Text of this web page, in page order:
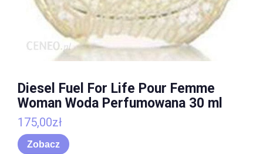
Diesel Fuel For Life Pour Femme
Woman Woda Perfumowana 30 ml
175,00zł
Zobacz